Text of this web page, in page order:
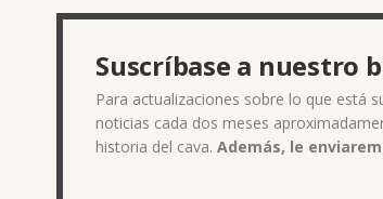
Suscríbase a nuestro
Para actualizaciones sobre lo que está
noticias cada dos meses
historia del cava. Además, le